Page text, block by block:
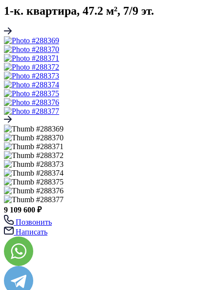
1-к. квартира, 47.2 м², 7/9 эт.
9 109 600 ₽
Позвонить
Написать